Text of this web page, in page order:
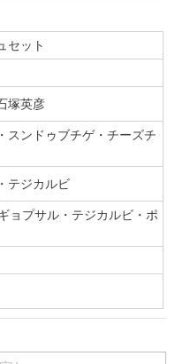
セット
塚英彦
スンドゥブチゲ・チーズチ
テジカルビ
ョプサル・テジカルビ・ポ